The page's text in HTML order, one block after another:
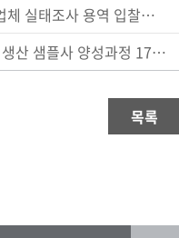
[공고] 2025년 봉제업체 실태조사 용역 입찰공고(~....
[연장모집] 온디맨드 생산 샘플사 양성과정 17기생(~....
목록